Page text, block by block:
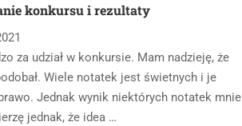
konkursu i rezultaty
za udział w konkursie. Mam nadzieję, że
Wiele notatek jest świetnych i je
Jednak wynik niektórych notatek mnie
jednak, że idea …